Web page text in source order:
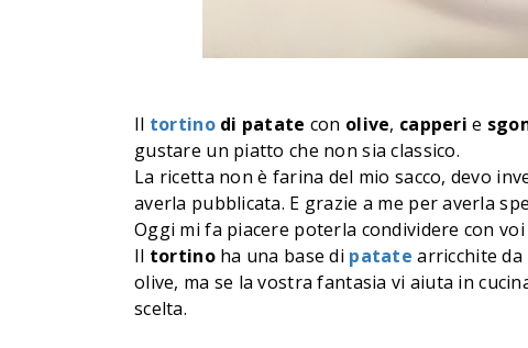
Il tortinodi patate con olive, capperi e
gustare un piatto che non sia classico.
La ricetta non è farina del mio sacco, devo
averla pubblicata. E grazie a me per averla
Oggi mi fa piacere poterla condividere con
Il tortinoha una base di patate arricchite
olive, ma se la vostra fantasia vi aiuta in
scelta.